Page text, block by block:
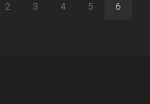
2 3 4 5 6